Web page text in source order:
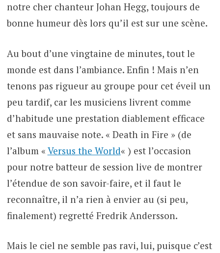
notre cher chanteur Johan Hegg, toujours de
bonne humeur dès lors qu’il est sur une scène.
Au bout d’une vingtaine de minutes, tout le
monde est dans l’ambiance. Enfin ! Mais n’en
tenons pas rigueur au groupe pour cet éveil un
peu tardif, car les musiciens livrent comme
d’habitude une prestation diablement efficace
et sans mauvaise note. « Death in Fire » (de
l’album « Versus the World« ) est l’occasion
pour notre batteur de session live de montrer
l’étendue de son savoir-faire, et il faut le
reconnaître, il n’a rien à envier au (si peu,
finalement) regretté Fredrik Andersson.
Mais le ciel ne semble pas ravi, lui, puisque c’est